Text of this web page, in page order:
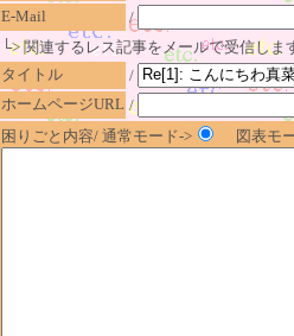
E-Mail
/
└> 関連するレス記事をメールで受信しま
タイトル
/
ホームページURL /
困りごと内容/ 通常モード->
図表モ